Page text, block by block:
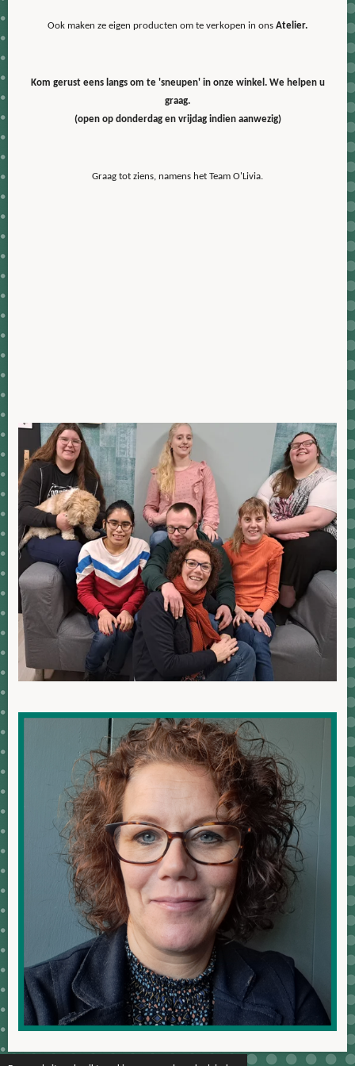
Ook maken ze eigen producten om te verkopen in ons Atelier.
Kom gerust eens langs om te 'sneupen' in onze winkel. We helpen u
graag.
(open op donderdag en vrijdag indien aanwezig)
Graag tot ziens, namens het Team O'Livia.